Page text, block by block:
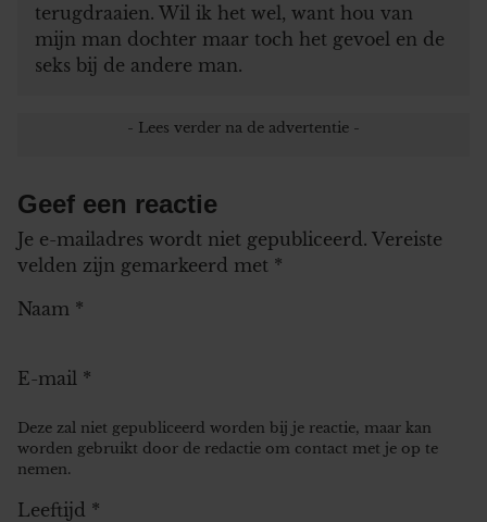
terugdraaien. Wil ik het wel, want hou van
mijn man dochter maar toch het gevoel en de
seks bij de andere man.
Geef een reactie
Je e-mailadres wordt niet gepubliceerd. Vereiste
velden zijn gemarkeerd met *
Naam *
E-mail *
Deze zal niet gepubliceerd worden bij je reactie, maar kan
worden gebruikt door de redactie om contact met je op te
nemen.
Leeftijd *